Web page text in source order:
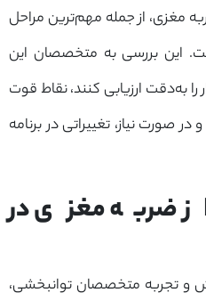
مغزی، از جمله مهم‌ترین مراحل
این بررسی به متخصصان این
به‌دقت ارزیابی کنند، نقاط قوت
صورت نیاز، تغییراتی در برنامه
ضربه مغزی در
و تجربه متخصصان توانبخشی،